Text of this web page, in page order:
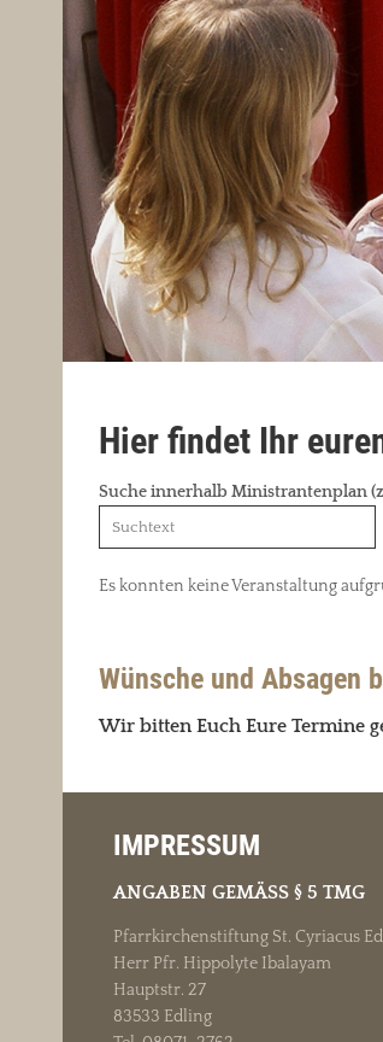
Hier findet Ihr
Suche innerhalb Ministrantenplan
Es konnten keine Veranstaltung
Wünsche und Absagen
Wir bitten Euch Eure Termine
IMPRESSUM
ANGABEN GEMÄSS § 5 TMG
Pfarrkirchenstiftung St. Cyriacus
Herr Pfr. Hippolyte Ibalayam
Hauptstr. 27
83533 Edling